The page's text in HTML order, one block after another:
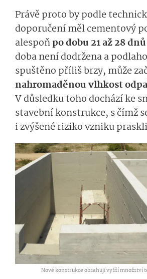
Právě proto by podle
doporučení měl cementový
alespoňpo dobu 21 až 28 dnů
doba není dodržena a
spuštěno příliš brzy, může
nahromaděnou vlhkost
V důsledku toho dochází ke
stavební konstrukce, s čímž
i zvýšené riziko vzniku
Nové konstrukce obsahují vyšší množství